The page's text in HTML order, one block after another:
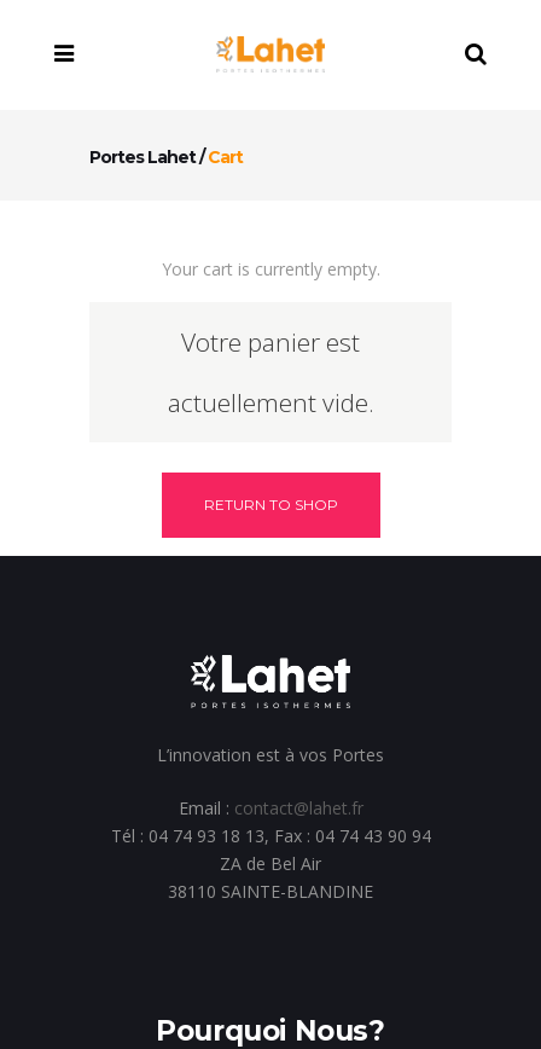
Portes Lahet/Cart
Your cart is currently empty.
Votre panier est
actuellement vide.
RETURN TO SHOP
L’innovation est à vos Portes
Email : contact@lahet.fr
Tél : 04 74 93 18 13, Fax : 04 74 43 90 94
ZA de Bel Air
38110 SAINTE-BLANDINE
Pourquoi Nous?